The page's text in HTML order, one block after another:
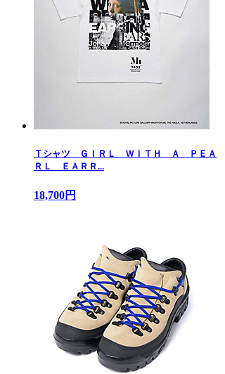
Ｔシャツ ＧＩＲＬ ＷＩＴＨ Ａ ＰＥＡ
ＲＬ ＥＡＲＲ...
18,700円